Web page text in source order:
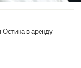
Остина в аренду